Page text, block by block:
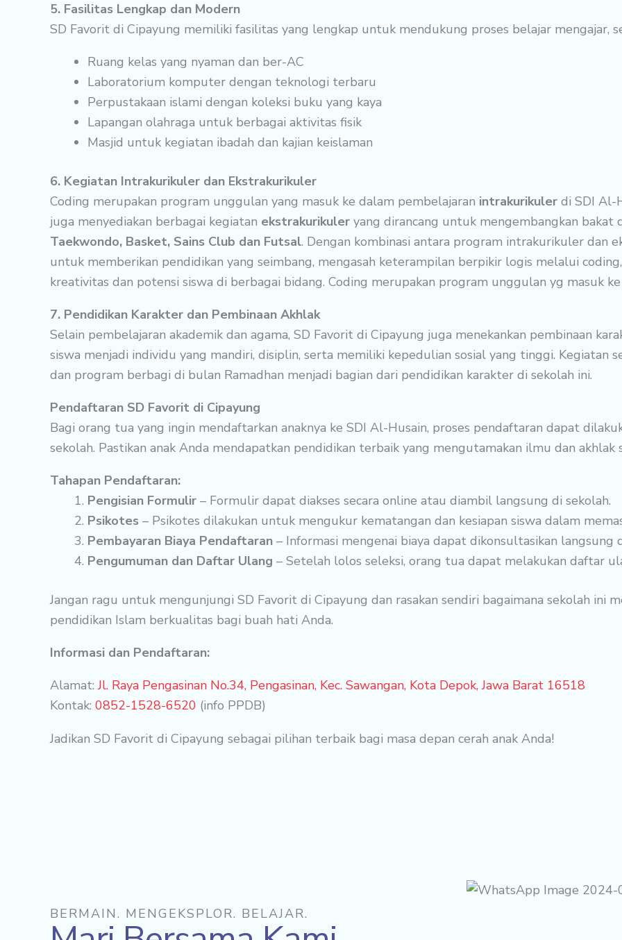
5. Fasilitas Lengkap dan Modern
SD Favorit di Cipayung memiliki fasilitas yang lengkap untuk mendukung proses belajar mengajar,
Ruang kelas yang nyaman dan ber-AC
Laboratorium komputer dengan teknologi terbaru
Perpustakaan islami dengan koleksi buku yang kaya
Lapangan olahraga untuk berbagai aktivitas fisik
Masjid untuk kegiatan ibadah dan kajian keislaman
6. Kegiatan Intrakurikuler dan Ekstrakurikuler
Coding merupakan program unggulan yang masuk ke dalam pembelajaran intrakurikuler di SDI Al-
juga menyediakan berbagai kegiatan ekstrakurikuler yang dirancang untuk mengembangkan bakat
Taekwondo, Basket, Sains Club dan Futsal. Dengan kombinasi antara program intrakurikuler dan
untuk memberikan pendidikan yang seimbang, mengasah keterampilan berpikir logis melalui
kreativitas dan potensi siswa di berbagai bidang. Coding merupakan program unggulan yg masuk
7. Pendidikan Karakter dan Pembinaan Akhlak
Selain pembelajaran akademik dan agama, SD Favorit di Cipayung juga menekankan pembinaan
siswa menjadi individu yang mandiri, disiplin, serta memiliki kepedulian sosial yang tinggi. Kegiatan
dan program berbagi di bulan Ramadhan menjadi bagian dari pendidikan karakter di sekolah ini.
Pendaftaran SD Favorit di Cipayung
Bagi orang tua yang ingin mendaftarkan anaknya ke SDI Al-Husain, proses pendaftaran dapat
sekolah. Pastikan anak Anda mendapatkan pendidikan terbaik yang mengutamakan ilmu dan akhlak
Tahapan Pendaftaran:
Pengisian Formulir – Formulir dapat diakses secara online atau diambil langsung di sekolah.
Psikotes – Psikotes dilakukan untuk mengukur kematangan dan kesiapan siswa dalam
Pembayaran Biaya Pendaftaran – Informasi mengenai biaya dapat dikonsultasikan langsung
Pengumuman dan Daftar Ulang – Setelah lolos seleksi, orang tua dapat melakukan daftar
Jangan ragu untuk mengunjungi SD Favorit di Cipayung dan rasakan sendiri bagaimana sekolah ini
pendidikan Islam berkualitas bagi buah hati Anda.
Informasi dan Pendaftaran:
Alamat:Jl. Raya Pengasinan No.34, Pengasinan, Kec. Sawangan, Kota Depok, Jawa Barat 16518
Kontak: 0852-1528-6520 (info PPDB)
Jadikan SD Favorit di Cipayung sebagai pilihan terbaik bagi masa depan cerah anak Anda!
BERMAIN. MENGEKSPLOR. BELAJAR.